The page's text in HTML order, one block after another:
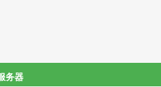
务器